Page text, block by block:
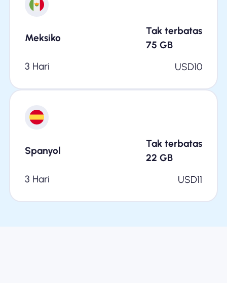
Meksiko
Tak terbatas
75 GB
3 Hari
USD10
Spanyol
Tak terbatas
22 GB
3 Hari
USD11